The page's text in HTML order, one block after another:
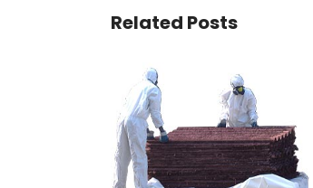
Related Posts